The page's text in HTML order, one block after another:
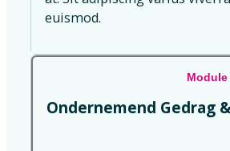
euismod.
Module
Ondernemend Gedrag